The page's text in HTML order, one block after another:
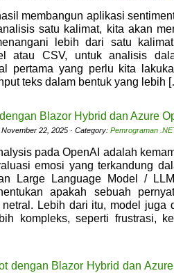
membangun aplikasi
satu kalimat, kita akan
lebih dari satu
atau CSV, untuk analisis
pertama yang perlu kita
teks dalam bentuk yang lebih
Blazor Hybrid dan Azure
November 22, 2025 · Category: Pemrograman
pada OpenAI adalah
emosi yang terkandung
Large Language Model /
apakah sebuah
netral. Lebih dari itu, model juga
kompleks, seperti frustrasi,
dengan Blazor Hybrid dan